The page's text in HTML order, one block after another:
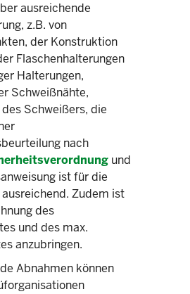
ausreichende
z.B. von
der Konstruktion
Flaschenhalterungen
Halterungen,
Schweißnähte,
Schweißers, die
nach
und
ist für die
Zudem ist
des
und des max.
anzubringen.
Abnahmen können